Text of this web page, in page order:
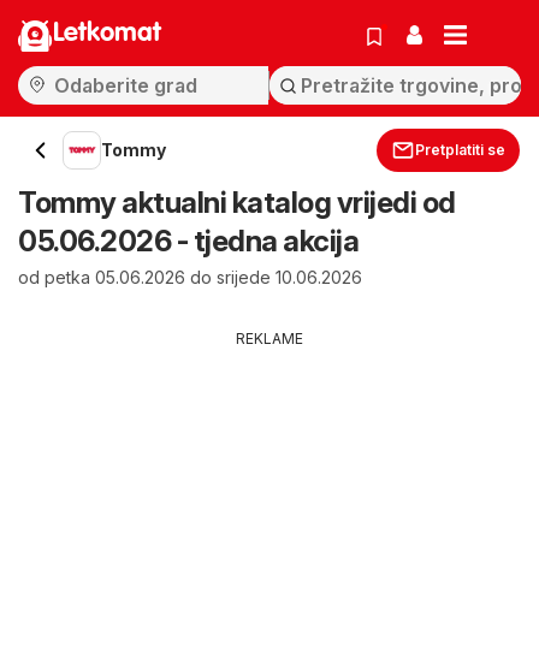
Letkomat
Tommy Pretplatiti se
Tommy aktualni katalog vrijedi od
05.06.2026 - tjedna akcija
od petka 05.06.2026 do srijede 10.06.2026
REKLAME